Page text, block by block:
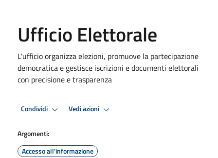
Ufficio Elettorale
L'ufficio organizza elezioni, promuove la partecipazione
democratica e gestisce iscrizioni e documenti elettorali
con precisione e trasparenza
Condividi Vedi azioni
Argomenti:
Accesso all'informazione